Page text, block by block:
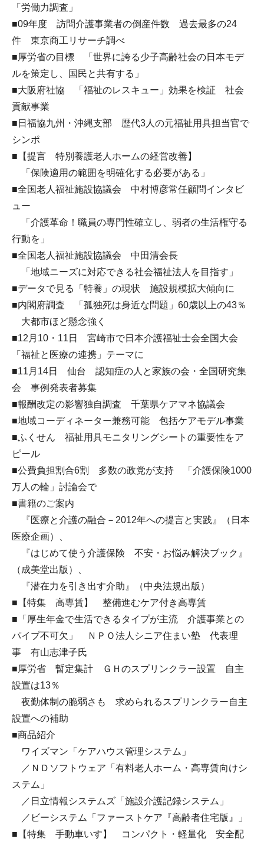
「労働力調査」
■09年度 訪問介護事業者の倒産件数 過去最多の24
件 東京商工リサーチ調べ
■厚労省の目標 「世界に誇る少子高齢社会の日本モデ
ルを策定し、国民と共有する」
■大阪府社協 「福祉のレスキュー」効果を検証 社会
貢献事業
■日福協九州・沖縄支部 歴代3人の元福祉用具担当官で
シンポ
■【提言 特別養護老人ホームの経営改善】
「保険適用の範囲を明確化する必要がある」
■全国老人福祉施設協議会 中村博彦常任顧問インタビ
ュー
「介護革命！職員の専門性確立し、弱者の生活権守る
行動を」
■全国老人福祉施設協議会 中田清会長
「地域ニーズに対応できる社会福祉法人を目指す」
■データで見る「特養」の現状 施設規模拡大傾向に
■内閣府調査 「孤独死は身近な問題」60歳以上の43％
大都市ほど懸念強く
■12月10・11日 宮崎市で日本介護福祉士会全国大会
「福祉と医療の連携」テーマに
■11月14日 仙台 認知症の人と家族の会・全国研究集
会 事例発表者募集
■報酬改定の影響独自調査 千葉県ケアマネ協議会
■地域コーディネーター兼務可能 包括ケアモデル事業
■ふくせん 福祉用具モニタリングシートの重要性をア
ピール
■公費負担割合6割 多数の政党が支持 「介護保険1000
万人の輪」討論会で
■書籍のご案内
『医療と介護の融合－2012年への提言と実践』（日本
医療企画）、
『はじめて使う介護保険 不安・お悩み解決ブック』
（成美堂出版）、
『潜在力を引き出す介助』（中央法規出版）
■【特集 高専賃】 整備進むケア付き高専賃
■「厚生年金で生活できるタイプが主流 介護事業との
パイプ不可欠」 ＮＰＯ法人シニア住まい塾 代表理
事 有山志津子氏
■厚労省 暫定集計 ＧＨのスプリンクラー設置 自主
設置は13％
夜勤体制の脆弱さも 求められるスプリンクラー自主
設置への補助
■商品紹介
ワイズマン「ケアハウス管理システム」
／ＮＤソフトウェア「有料老人ホーム・高専賃向けシ
ステム」
／日立情報システムズ「施設介護記録システム」
／ビーシステム「ファーストケア『高齢者住宅版』」
■【特集 手動車いす】 コンパクト・軽量化 安全配